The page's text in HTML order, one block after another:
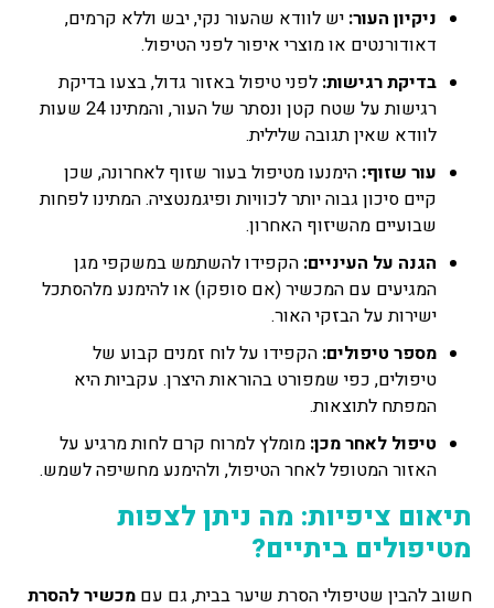
ניקיון העור: יש לוודא שהעור נקי, יבש וללא קרמים,
דאודורנטים או מוצרי איפור לפני הטיפול.
בדיקת רגישות: לפני טיפול באזור גדול, בצעו בדיקת
רגישות על שטח קטן ונסתר של העור, והמתינו 24 שעות
לוודא שאין תגובה שלילית.
עור שזוף: הימנעו מטיפול בעור שזוף לאחרונה, שכן
קיים סיכון גבוה יותר לכוויות ופיגמנטציה. המתינו לפחות
שבועיים מהשיזוף האחרון.
הגנה על העיניים: הקפידו להשתמש במשקפי מגן
המגיעים עם המכשיר (אם סופקו) או להימנע מלהסתכל
ישירות על הבזקי האור.
מספר טיפולים: הקפידו על לוח זמנים קבוע של
טיפולים, כפי שמפורט בהוראות היצרן. עקביות היא
המפתח לתוצאות.
טיפול לאחר מכן: מומלץ למרוח קרם לחות מרגיע על
האזור המטופל לאחר הטיפול, ולהימנע מחשיפה לשמש.
תיאום ציפיות: מה ניתן לצפות
מטיפולים ביתיים?
חשוב להבין שטיפולי הסרת שיער בבית, גם עם מכשיר להסרת